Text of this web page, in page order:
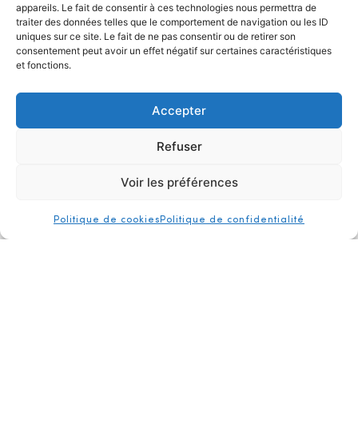
appareils. Le fait de consentir à ces technologies nous permettra de
traiter des données telles que le comportement de navigation ou les ID
uniques sur ce site. Le fait de ne pas consentir ou de retirer son
consentement peut avoir un effet négatif sur certaines caractéristiques
et fonctions.
Accepter
Refuser
Voir les préférences
Politique de cookies Politique de confidentialité
Une symphonie cosmique : Hartung et la musique en
quelques mots
Un film écrit par Thomas Schlesser
Tous droits réservés © Fondation Hartung-Bergman
hb projet